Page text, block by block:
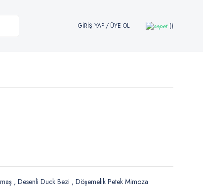
GİRİŞ YAP/ ÜYE OL
, Desenli Duck Bezi , Döşemelik Petek Mimoza